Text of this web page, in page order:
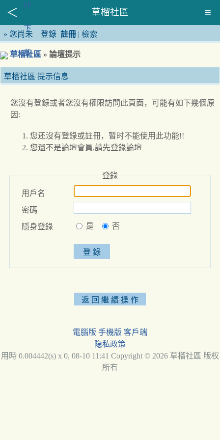
草榴社區
» 您尚未 登錄 註冊 | 檢索
草榴社區 » 論壇提示
草榴社區 提示信息
您沒有登錄或者您沒有權限訪問此頁面，可能有如下幾個原
因:
您还沒有登錄或註冊，暂时不能使用此功能!!
您還不是論壇會員,請先登錄論壇
登錄
用戶名
密碼
隱身登錄
是 否
電腦版 手機版 客戶端
隐私政策
用時 0.004442(s) x 0, 08-10 11:41 Copyright © 2026 草榴社區 版权
所有